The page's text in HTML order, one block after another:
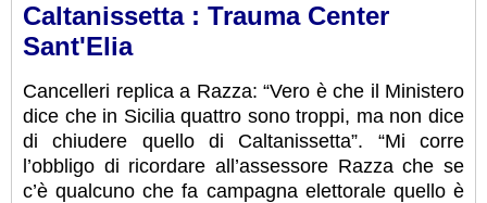
Caltanissetta : Trauma Center
Sant'Elia
Cancelleri replica a Razza: “Vero è che il Ministero
dice che in Sicilia quattro sono troppi, ma non dice
di chiudere quello di Caltanissetta”. “Mi corre
l’obbligo di ricordare all’assessore Razza che se
c’è qualcuno che fa campagna elettorale quello è